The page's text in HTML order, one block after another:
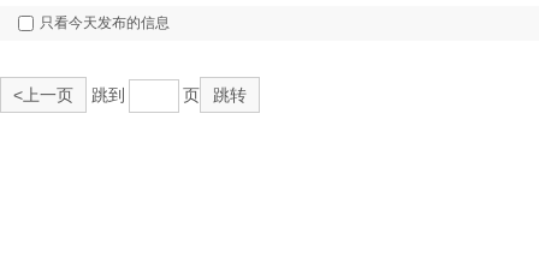
只看今天发布的信息
<上一页 跳到 页 跳转